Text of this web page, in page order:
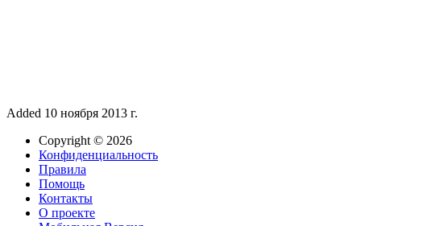
Added 10 ноября 2013 г.
Copyright © 2026
Конфиденциальность
Правила
Помощь
Контакты
О проекте